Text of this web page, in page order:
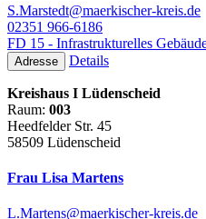
S.Marstedt@maerkischer-kreis.de
02351 966-6186
FD 15 - Infrastrukturelles
Adresse Details
Kreishaus I Lüdenscheid
Raum: 003
Heedfelder Str. 45
58509 Lüdenscheid
Frau Lisa Martens
L.Martens@maerkischer-kreis.de